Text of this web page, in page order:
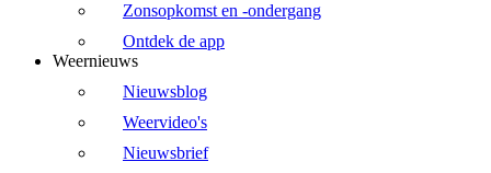
Zonsopkomst en -ondergang
Ontdek de app
Weernieuws
Nieuwsblog
Weervideo's
Nieuwsbrief